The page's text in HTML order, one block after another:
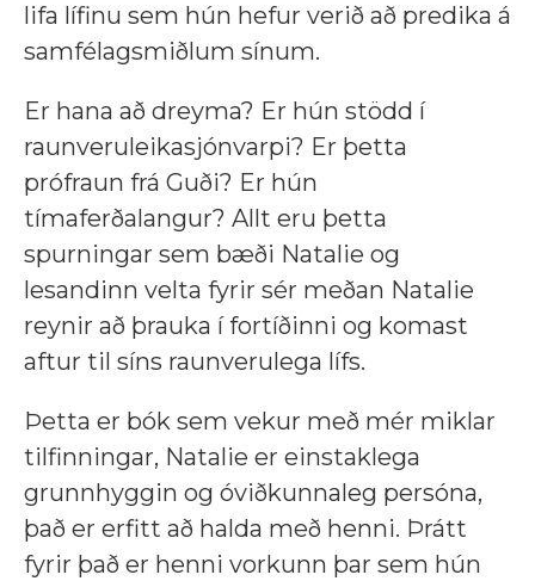
lifa lífinu sem hún hefur verið að predika á
samfélagsmiðlum sínum.
Er hana að dreyma? Er hún stödd í
raunveruleikasjónvarpi? Er þetta
prófraun frá Guði? Er hún
tímaferðalangur? Allt eru þetta
spurningar sem bæði Natalie og
lesandinn velta fyrir sér meðan Natalie
reynir að þrauka í fortíðinni og komast
aftur til síns raunverulega lífs.
Þetta er bók sem vekur með mér miklar
tilfinningar, Natalie er einstaklega
grunnhyggin og óviðkunnaleg persóna,
það er erfitt að halda með henni. Þrátt
fyrir það er henni vorkunn þar sem hún